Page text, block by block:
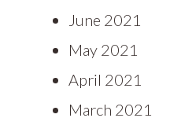
June 2021
May 2021
April 2021
March 2021